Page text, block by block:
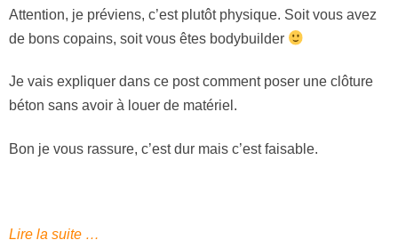
Attention, je préviens, c’est plutôt physique. Soit vous avez
de bons copains, soit vous êtes bodybuilder
Je vais expliquer dans ce post comment poser une clôture
béton sans avoir à louer de matériel.
Bon je vous rassure, c’est dur mais c’est faisable.
Lire la suite …